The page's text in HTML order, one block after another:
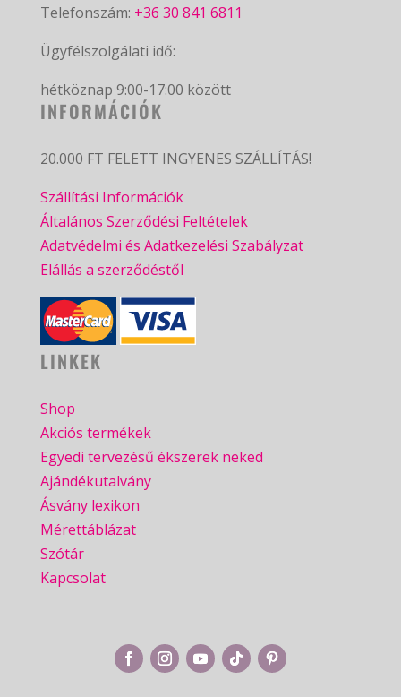
Telefonszám: +36 30 841 6811
Ügyfélszolgálati idő:
hétköznap 9:00-17:00 között
INFORMÁCIÓK
20.000 FT FELETT INGYENES SZÁLLÍTÁS!
Szállítási Információk
Általános Szerződési Feltételek
Adatvédelmi és Adatkezelési Szabályzat
Elállás a szerződéstől
LINKEK
Shop
Akciós termékek
Egyedi tervezésű ékszerek neked
Ajándékutalvány
Ásvány lexikon
Mérettáblázat
Szótár
Kapcsolat